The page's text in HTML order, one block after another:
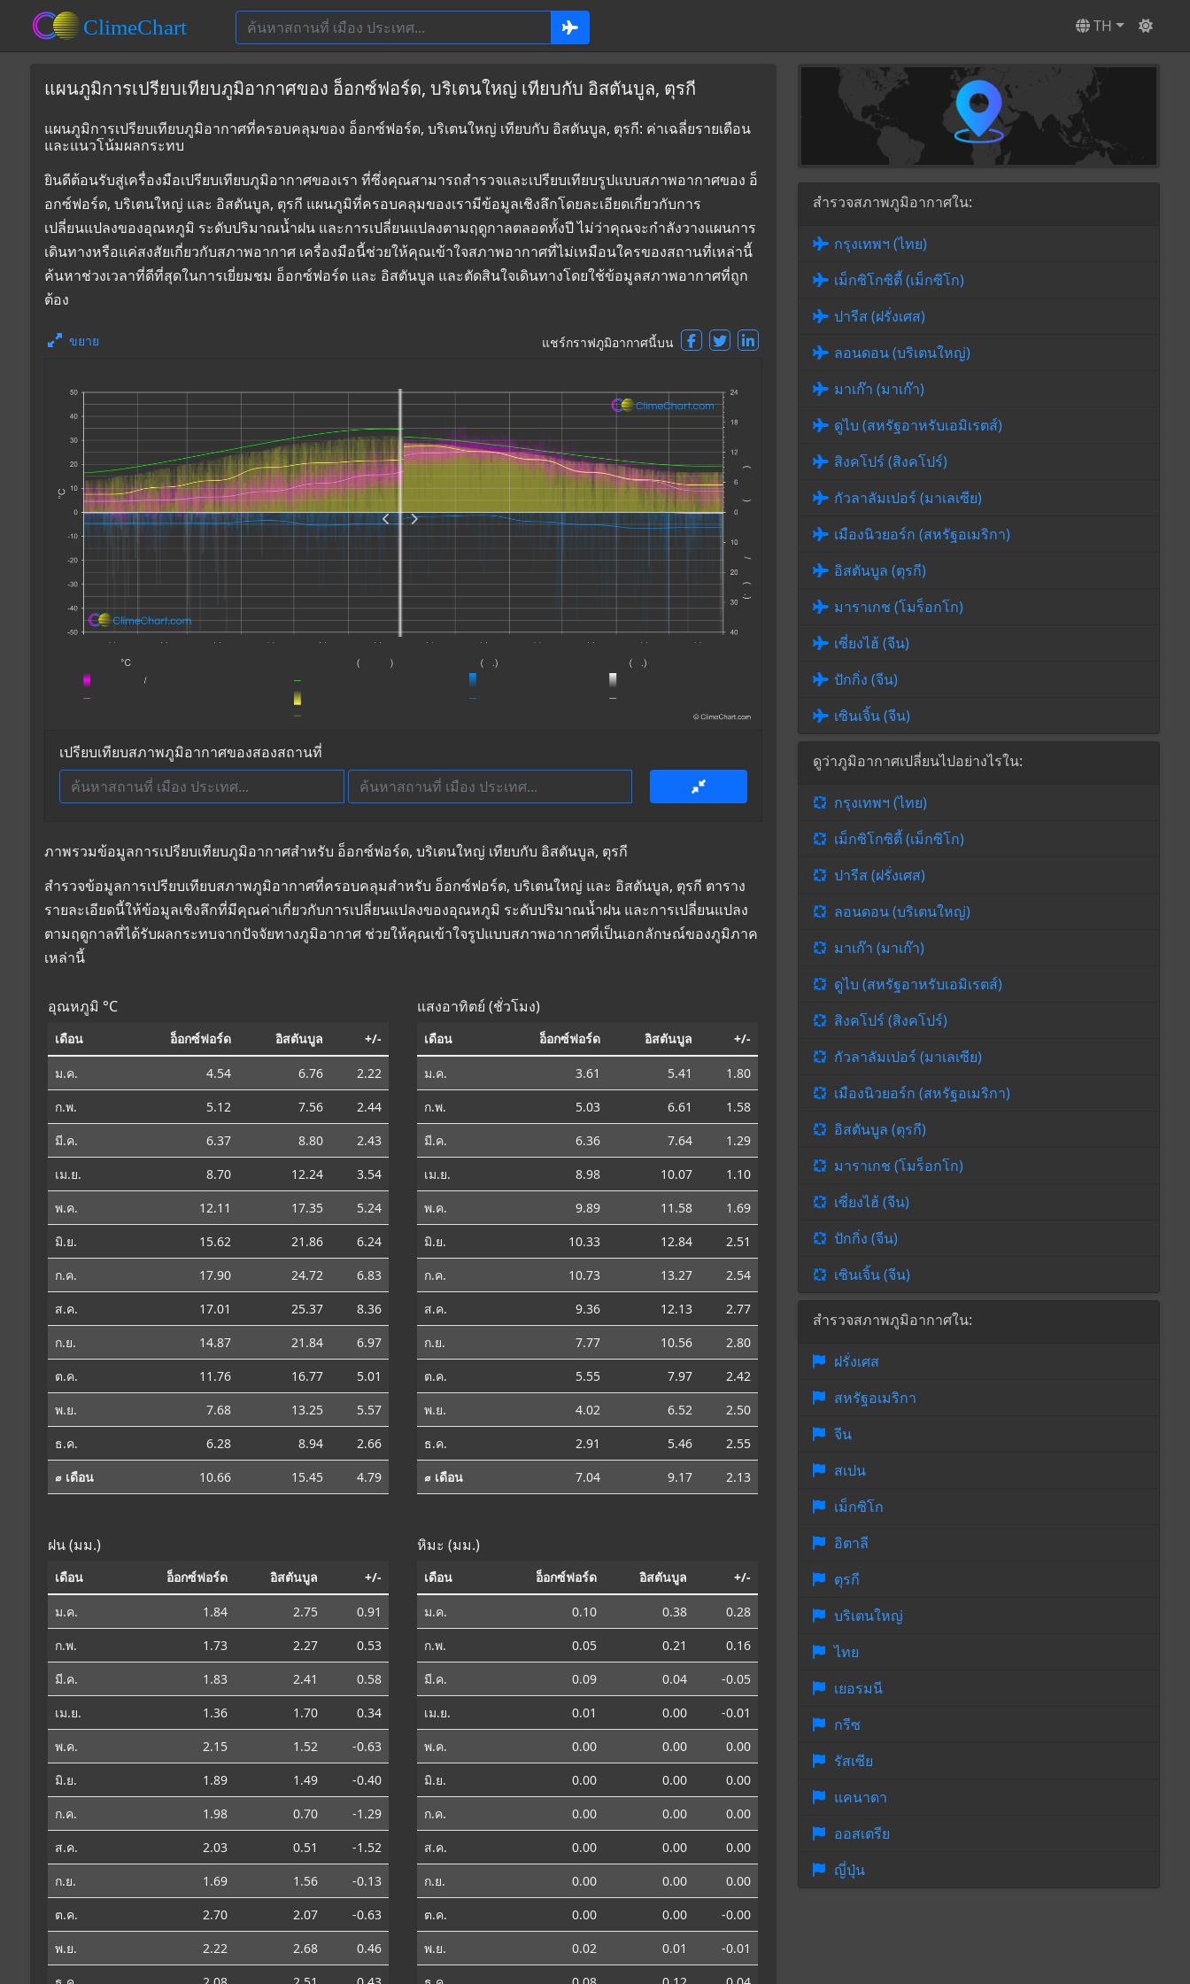
TH
แผนภูมิการเปรียบเทียบภูมิอากาศของ อ็อกซ์ฟอร์ด, บริเตนใหญ่ เทียบกับ อิสตันบูล, ตุรกี
แผนภูมิการเปรียบเทียบภูมิอากาศที่ครอบคลุมของ อ็อกซ์ฟอร์ด, บริเตนใหญ่ เทียบกับ อิสตันบูล, ตุรกี: ค่าเฉลี่ยรายเดือน
และแนวโน้มผลกระทบ
ยินดีต้อนรับสู่เครื่องมือเปรียบเทียบภูมิอากาศของเรา ที่ซึ่งคุณสามารถสำรวจและเปรียบเทียบรูปแบบสภาพอากาศของ อ็
อกซ์ฟอร์ด, บริเตนใหญ่ และ อิสตันบูล, ตุรกี แผนภูมิที่ครอบคลุมของเรามีข้อมูลเชิงลึกโดยละเอียดเกี่ยวกับการ
เปลี่ยนแปลงของอุณหภูมิ ระดับปริมาณน้ำฝน และการเปลี่ยนแปลงตามฤดูกาลตลอดทั้งปี ไม่ว่าคุณจะกำลังวางแผนการ
เดินทางหรือแค่สงสัยเกี่ยวกับสภาพอากาศ เครื่องมือนี้ช่วยให้คุณเข้าใจสภาพอากาศที่ไม่เหมือนใครของสถานที่เหล่านี้
ค้นหาช่วงเวลาที่ดีที่สุดในการเยี่ยมชม อ็อกซ์ฟอร์ด และ อิสตันบูล และตัดสินใจเดินทางโดยใช้ข้อมูลสภาพอากาศที่ถูก
ต้อง
ขยาย แชร์กราฟภูมิอากาศนี้บน
เปรียบเทียบสภาพภูมิอากาศของสองสถานที่
ภาพรวมข้อมูลการเปรียบเทียบภูมิอากาศสำหรับ อ็อกซ์ฟอร์ด, บริเตนใหญ่ เทียบกับ อิสตันบูล, ตุรกี
สำรวจข้อมูลการเปรียบเทียบสภาพภูมิอากาศที่ครอบคลุมสำหรับ อ็อกซ์ฟอร์ด, บริเตนใหญ่ และ อิสตันบูล, ตุรกี ตาราง
รายละเอียดนี้ให้ข้อมูลเชิงลึกที่มีคุณค่าเกี่ยวกับการเปลี่ยนแปลงของอุณหภูมิ ระดับปริมาณน้ำฝน และการเปลี่ยนแปลง
ตามฤดูกาลที่ได้รับผลกระทบจากปัจจัยทางภูมิอากาศ ช่วยให้คุณเข้าใจรูปแบบสภาพอากาศที่เป็นเอกลักษณ์ของภูมิภาค
เหล่านี้
อุณหภูมิ °C
เดือน อ็อกซ์ฟอร์ด อิสตันบูล +/-
ม.ค. 4.54 6.76
2.22
ก.พ.
5.12 7.56
2.44
มี.ค.
6.37 8.80
2.43
เม.ย.
8.70 12.24
3.54
พ.ค.
12.11 17.35
5.24
มิ.ย.
15.62 21.86
6.24
ก.ค.
17.90 24.72
6.83
ส.ค.
17.01 25.37
8.36
ก.ย.
14.87 21.84
6.97
ต.ค.
11.76 16.77
5.01
พ.ย.
7.68 13.25
5.57
ธ.ค.
6.28 8.94
2.66
⌀ เดือน
10.66 15.45 4.79
แสงอาทิตย์ (ชั่วโมง)
เดือน อ็อกซ์ฟอร์ด อิสตันบูล +/-
ม.ค. 3.61 5.41
1.80
ก.พ.
5.03 6.61
1.58
มี.ค.
6.36 7.64
1.29
เม.ย.
8.98 10.07
1.10
พ.ค.
9.89 11.58
1.69
มิ.ย.
10.33 12.84
2.51
ก.ค.
10.73 13.27
2.54
ส.ค.
9.36 12.13
2.77
ก.ย.
7.77 10.56
2.80
ต.ค.
5.55 7.97
2.42
พ.ย.
4.02 6.52
2.50
ธ.ค.
2.91 5.46
2.55
⌀ เดือน
7.04 9.17 2.13
ฝน (มม.)
เดือน อ็อกซ์ฟอร์ด อิสตันบูล +/-
ม.ค. 1.84 2.75
0.91
ก.พ.
1.73 2.27
0.53
มี.ค.
1.83 2.41
0.58
เม.ย.
1.36 1.70
0.34
พ.ค.
2.15 1.52
-0.63
มิ.ย.
1.89 1.49
-0.40
ก.ค.
1.98 0.70
-1.29
ส.ค.
2.03 0.51
-1.52
ก.ย.
1.69 1.56
-0.13
ต.ค.
2.70 2.07
-0.63
พ.ย.
2.22 2.68
0.46
หิมะ (มม.)
เดือน อ็อกซ์ฟอร์ด อิสตันบูล +/-
ม.ค. 0.10 0.38
0.28
ก.พ.
0.05 0.21
0.16
มี.ค.
0.09 0.04
-0.05
เม.ย.
0.01 0.00
-0.01
พ.ค.
0.00 0.00
0.00
มิ.ย.
0.00 0.00
0.00
ก.ค.
0.00 0.00
0.00
ส.ค.
0.00 0.00
0.00
ก.ย.
0.00 0.00
0.00
ต.ค.
0.00 0.00
-0.00
พ.ย.
0.02 0.01
-0.01
สำรวจสภาพภูมิอากาศใน:
กรุงเทพฯ (ไทย)
เม็กซิโกซิตี้ (เม็กซิโก)
ปารีส (ฝรั่งเศส)
ลอนดอน (บริเตนใหญ่)
มาเก๊า (มาเก๊า)
ดูไบ (สหรัฐอาหรับเอมิเรตส์)
สิงคโปร์ (สิงคโปร์)
กัวลาลัมเปอร์ (มาเลเซีย)
เมืองนิวยอร์ก (สหรัฐอเมริกา)
อิสตันบูล (ตุรกี)
มาราเกช (โมร็อกโก)
เซี่ยงไฮ้ (จีน)
ปักกิ่ง (จีน)
เซินเจิ้น (จีน)
ดูว่าภูมิอากาศเปลี่ยนไปอย่างไรใน:
กรุงเทพฯ (ไทย)
เม็กซิโกซิตี้ (เม็กซิโก)
ปารีส (ฝรั่งเศส)
ลอนดอน (บริเตนใหญ่)
มาเก๊า (มาเก๊า)
ดูไบ (สหรัฐอาหรับเอมิเรตส์)
สิงคโปร์ (สิงคโปร์)
กัวลาลัมเปอร์ (มาเลเซีย)
เมืองนิวยอร์ก (สหรัฐอเมริกา)
อิสตันบูล (ตุรกี)
มาราเกช (โมร็อกโก)
เซี่ยงไฮ้ (จีน)
ปักกิ่ง (จีน)
เซินเจิ้น (จีน)
สำรวจสภาพภูมิอากาศใน:
ฝรั่งเศส
สหรัฐอเมริกา
จีน
สเปน
เม็กซิโก
อิตาลี
ตุรกี
บริเตนใหญ่
ไทย
เยอรมนี
กรีซ
รัสเซีย
แคนาดา
ออสเตรีย
ญี่ปุ่น